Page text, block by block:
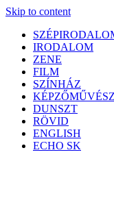
Skip to content
IRODALOM
ZENE
FILM
SZÍNHÁZ
DUNSZT
RÖVID
ENGLISH
ECHO SK